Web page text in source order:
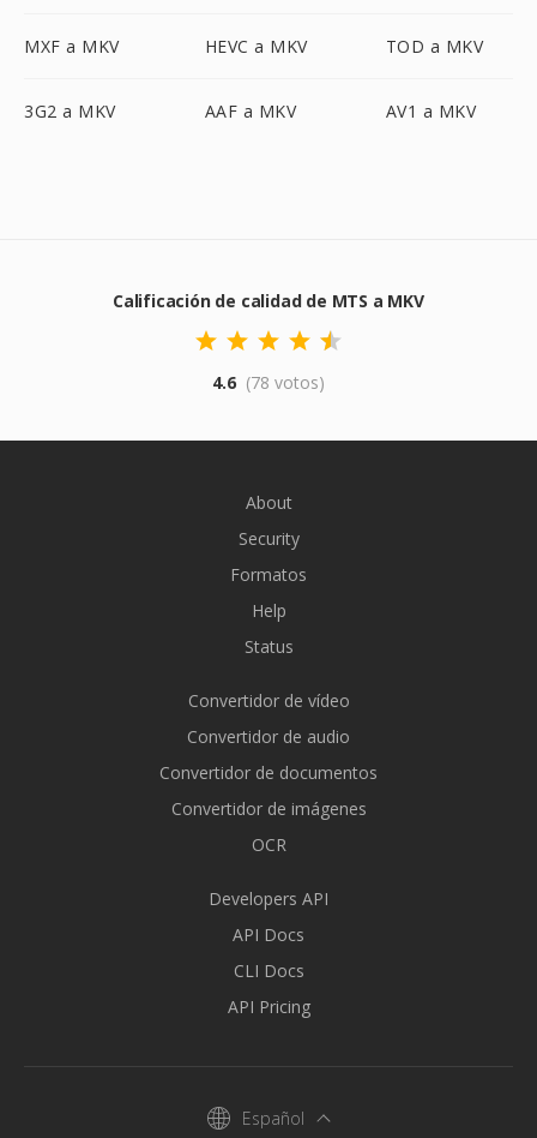
MXF a MKV HEVC a MKV TOD a MKV
3G2 a MKV AAF a MKV AV1 a MKV
Calificación de calidad de MTS a MKV
4.6 (78 votos)
About
Security
Formatos
Help
Status
Convertidor de vídeo
Convertidor de audio
Convertidor de documentos
Convertidor de imágenes
OCR
Developers API
API Docs
CLI Docs
API Pricing
Español